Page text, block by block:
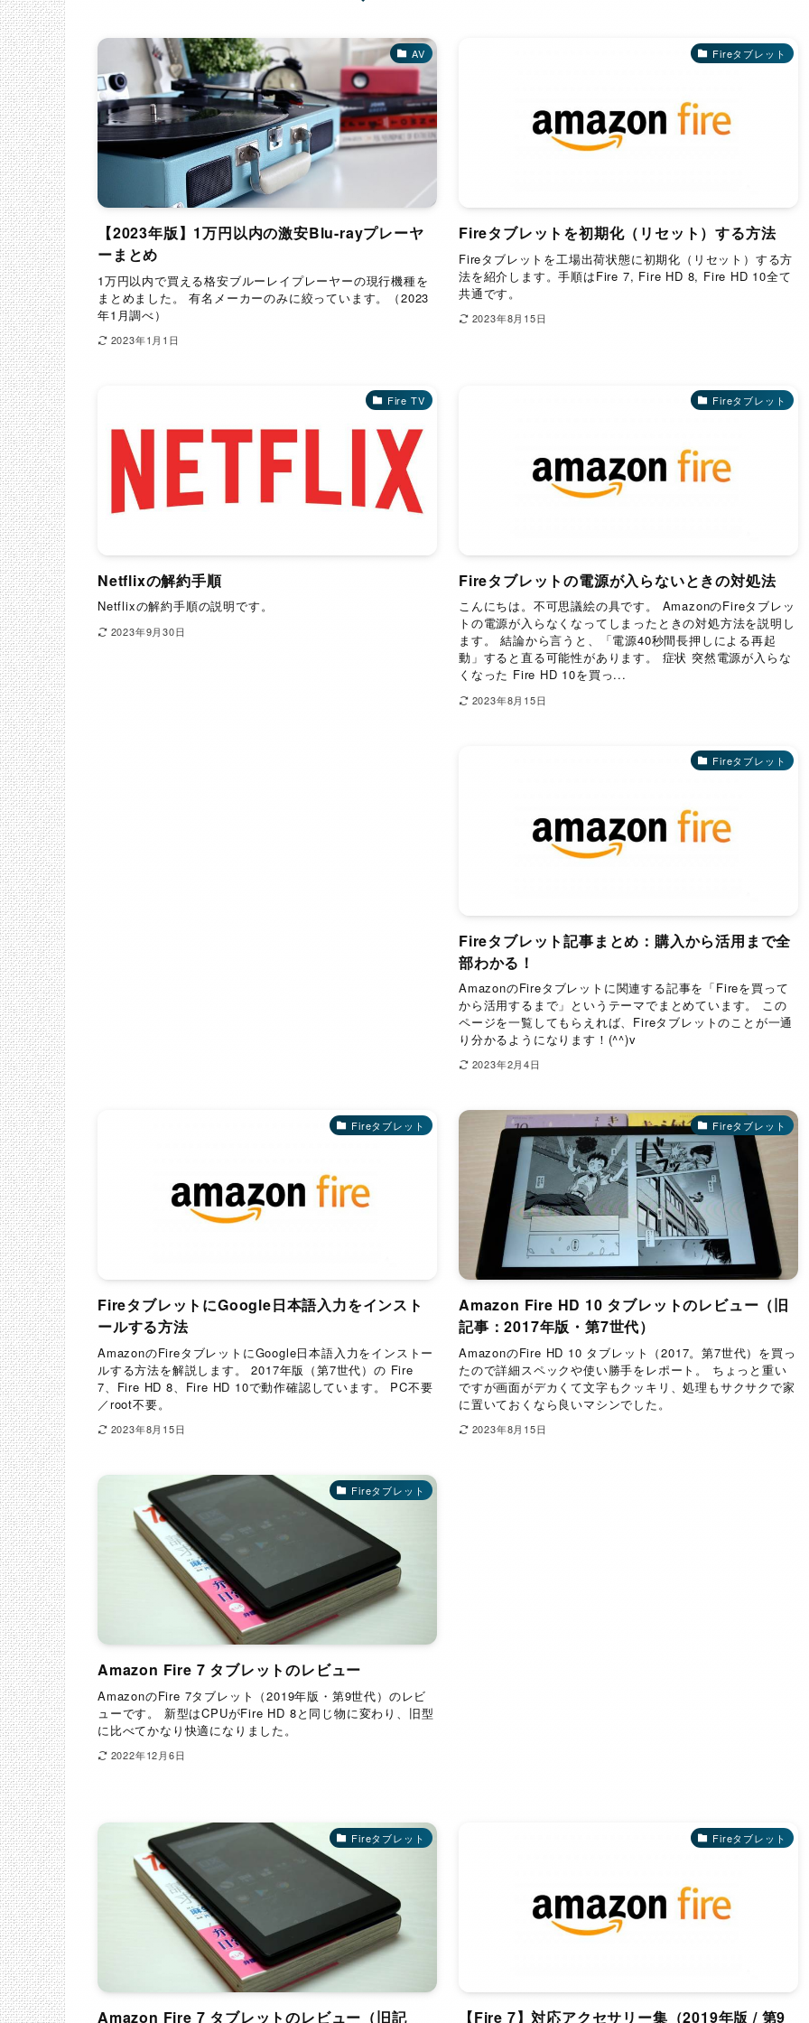
AV
【2023年版】1万円以内の激安Blu-rayプレーヤ
ーまとめ
1万円以内で買える格安ブルーレイプレーヤーの現行機種を
まとめました。 有名メーカーのみに絞っています。（2023
年1月調べ）
2023年1月1日
Fireタブレット
Fireタブレットを初期化（リセット）する方法
Fireタブレットを工場出荷状態に初期化（リセット）する方
法を紹介します。手順はFire 7, Fire HD 8, Fire HD 10全て
共通です。
2023年8月15日
Fire TV
Netflixの解約手順
Netflixの解約手順の説明です。
2023年9月30日
Fireタブレット
Fireタブレットの電源が入らないときの対処法
こんにちは。不可思議絵の具です。 AmazonのFireタブレッ
トの電源が入らなくなってしまったときの対処方法を説明し
ます。 結論から言うと、「電源40秒間長押しによる再起
動」すると直る可能性があります。 症状 突然電源が入らな
くなった Fire HD 10を買っ...
2023年8月15日
Fireタブレット
Fireタブレット記事まとめ：購入から活用まで全
部わかる！
AmazonのFireタブレットに関連する記事を「Fireを買って
から活用するまで」というテーマでまとめています。 この
ページを一覧してもらえれば、Fireタブレットのことが一通
り分かるようになります！(^^)v
2023年2月4日
Fireタブレット
FireタブレットにGoogle日本語入力をインスト
ールする方法
AmazonのFireタブレットにGoogle日本語入力をインストー
ルする方法を解説します。 2017年版（第7世代）の Fire
7、Fire HD 8、Fire HD 10で動作確認しています。 PC不要
／root不要。
2023年8月15日
Fireタブレット
Amazon Fire HD 10 タブレットのレビュー（旧
記事：2017年版・第7世代）
AmazonのFire HD 10 タブレット（2017。第7世代）を買っ
たので詳細スペックや使い勝手をレポート。 ちょっと重い
ですが画面がデカくて文字もクッキリ、処理もサクサクで家
に置いておくなら良いマシンでした。
2023年8月15日
Fireタブレット
Amazon Fire 7 タブレットのレビュー
AmazonのFire 7タブレット（2019年版・第9世代）のレビ
ューです。 新型はCPUがFire HD 8と同じ物に変わり、旧型
に比べてかなり快適になりました。
2022年12月6日
Fireタブレット
Amazon Fire 7 タブレットのレビュー（旧記
Fireタブレット
【Fire 7】対応アクセサリー集（2019年版 / 第9